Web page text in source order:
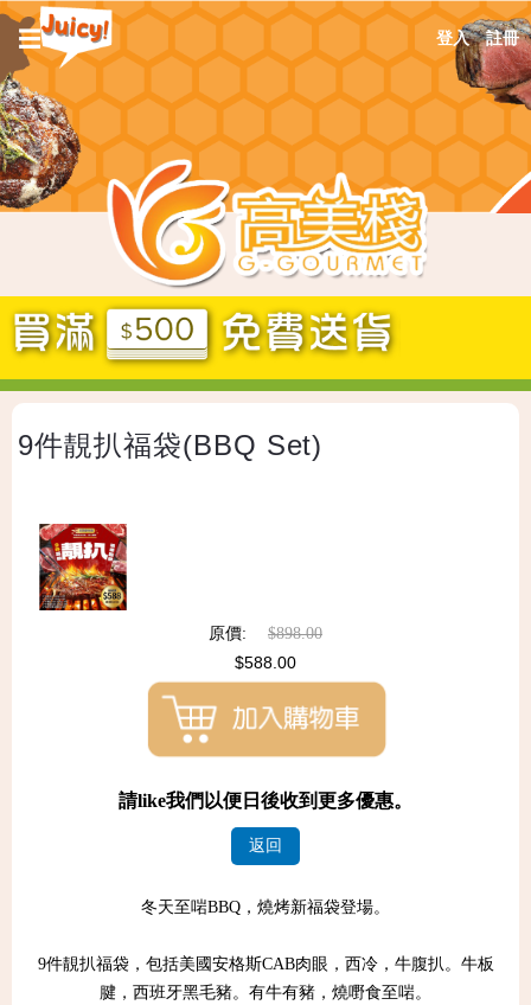
Jump
navigation
☰ 登入 註冊
Back
to
9件靚扒福袋(BBQ Set)
原價: $898.00
$588.00
請like我們以便日後收到更多優惠。
返回
冬天至啱BBQ，燒烤新福袋登場。
9件靚扒福袋，包括美國安格斯CAB肉眼，西冷，牛腹扒。牛板
腱，西班牙黑毛豬。有牛有豬，燒嘢食至啱。